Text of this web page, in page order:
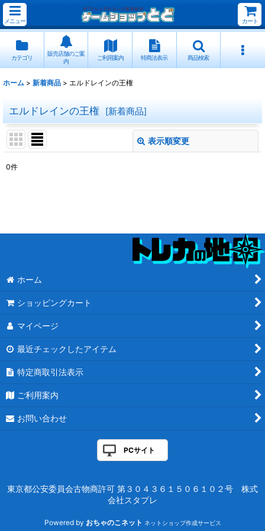
メニュー カート
カテゴリ
販売店舗のご案
内
ご利用案内 特商法表示 商品検索
ホーム > 新着商品 > エルドレインの王権
エルドレインの王権 [新着商品]
表示順変更
絞り込む
0件
ホーム
ショッピングカート
マイページ
最近チェックしたアイテム
特定商取引法表示
ご利用案内
お問い合わせ
PCサイト
東京都公安委員会古物商許可 第３０４３６１５０６１０２号 株式
会社スタプレ
Powered by おちゃのこネット ネットショップ作成サービス